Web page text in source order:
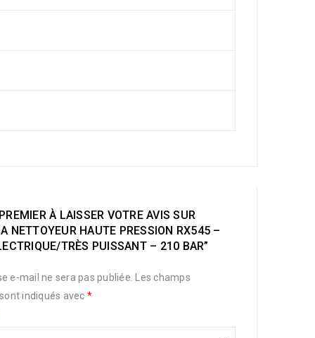
À LAISSER VOTRE AVIS SUR
NETTOYEUR HAUTE PRESSION RX545 –
TRÈS PUISSANT – 210 BAR”
e-mail ne sera pas publiée.
Les champs
indiqués avec *